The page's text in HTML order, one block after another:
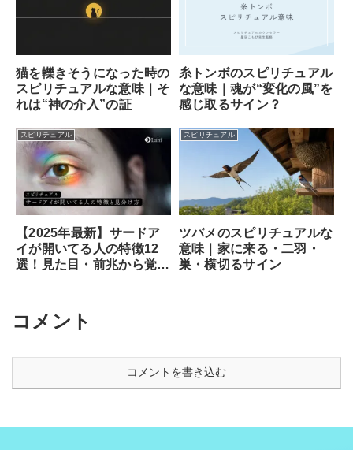
猫を轢きそうになった時の
スピリチュアルな意味｜そ
れは“神の介入”の証
糸トンボのスピリチュアル
な意味｜魂が“変化の風”を
感じ取るサイン？
スピリチュアル
【2025年最新】サードア
イが開いてる人の特徴12
選！見た目・前兆から覚醒
スピリチュアル
ツバメのスピリチュアルな
意味｜家に来る・二羽・
巣・横切るサイン
コメント
コメントを書き込む